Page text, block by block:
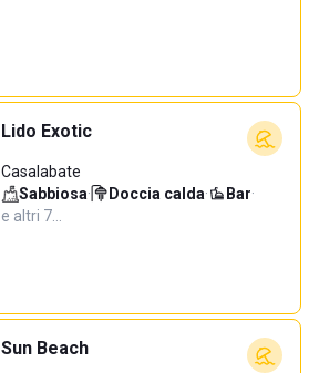
Lido Exotic
Casalabate
Sabbiosa· Doccia calda· Bar·
e altri 7…
Sun Beach